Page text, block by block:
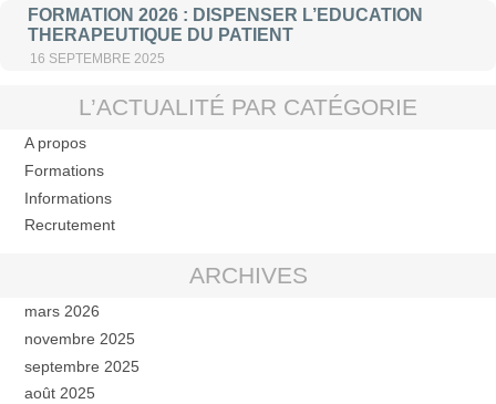
FORMATION 2026 : DISPENSER L’EDUCATION
THERAPEUTIQUE DU PATIENT
16 SEPTEMBRE 2025
L’ACTUALITÉ PAR CATÉGORIE
A propos
Formations
Informations
Recrutement
ARCHIVES
mars 2026
novembre 2025
septembre 2025
août 2025